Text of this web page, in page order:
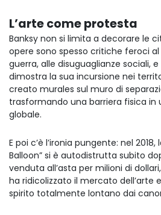
L’arte come protesta
Banksy non si limita a decorare le
opere sono spesso critiche feroci
guerra, alle disuguaglianze sociali,
dimostra la sua incursione nei
creato murales sul muro di
trasformando una barriera fisica in
globale.
E poi c’è l’ironia pungente: nel
Balloon” si è autodistrutta subito
venduta all’asta per milioni di
ha ridicolizzato il mercato dell’arte
spirito totalmente lontano dai